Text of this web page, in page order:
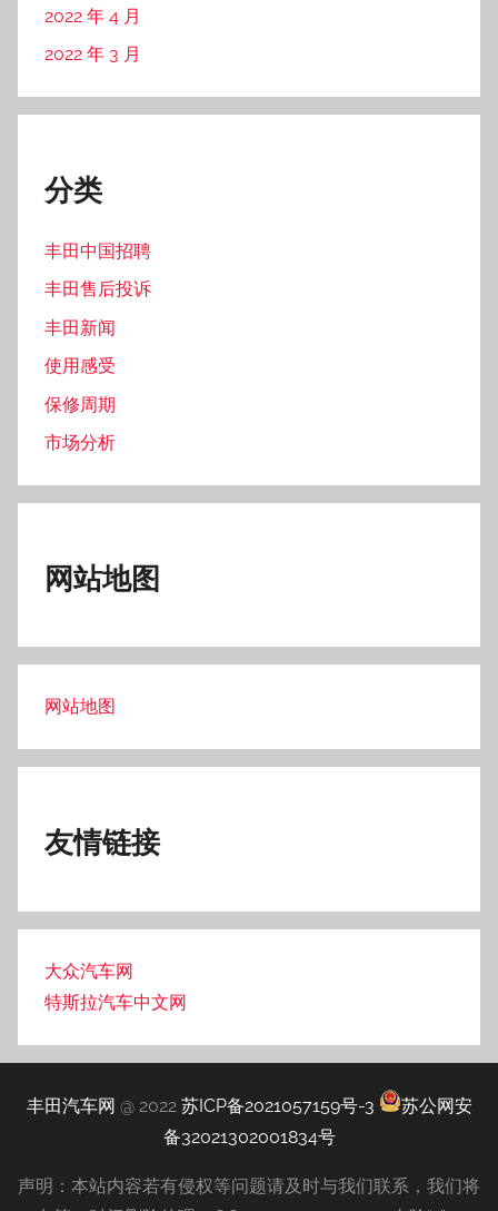
2022 年 4 月
2022 年 3 月
分类
丰田中国招聘
丰田售后投诉
丰田新闻
使用感受
保修周期
市场分析
网站地图
网站地图
友情链接
大众汽车网
特斯拉汽车中文网
丰田汽车网 @ 2022 苏ICP备2021057159号-3
苏公网安
备32021302001834号
声明：本站内容若有侵权等问题请及时与我们联系，我们将